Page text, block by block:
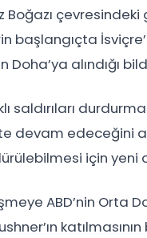
Boğazı çevresindeki
başlangıçta
alındığı
saldırıları
devam edeceğini
için yeni
ABD’nin Orta